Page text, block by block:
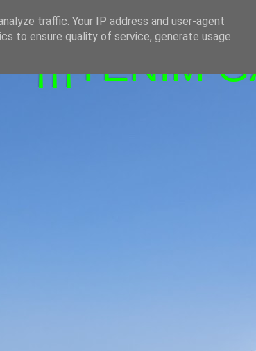
¡¡¡TENIM
traffic. Your IP address and user-agent
to ensure quality of service, generate usage